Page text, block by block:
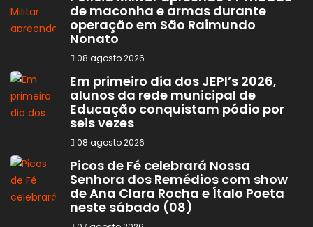
de maconha e armas durante
operação em São Raimundo
Nonato
08 agosto 2026
Em primeiro dia dos JEPI’s 2026,
alunos da rede municipal de
Educação conquistam pódio por
seis vezes
08 agosto 2026
Picos de Fé celebrará Nossa
Senhora dos Remédios com show
de Ana Clara Rocha e Ítalo Poeta
neste sábado (08)